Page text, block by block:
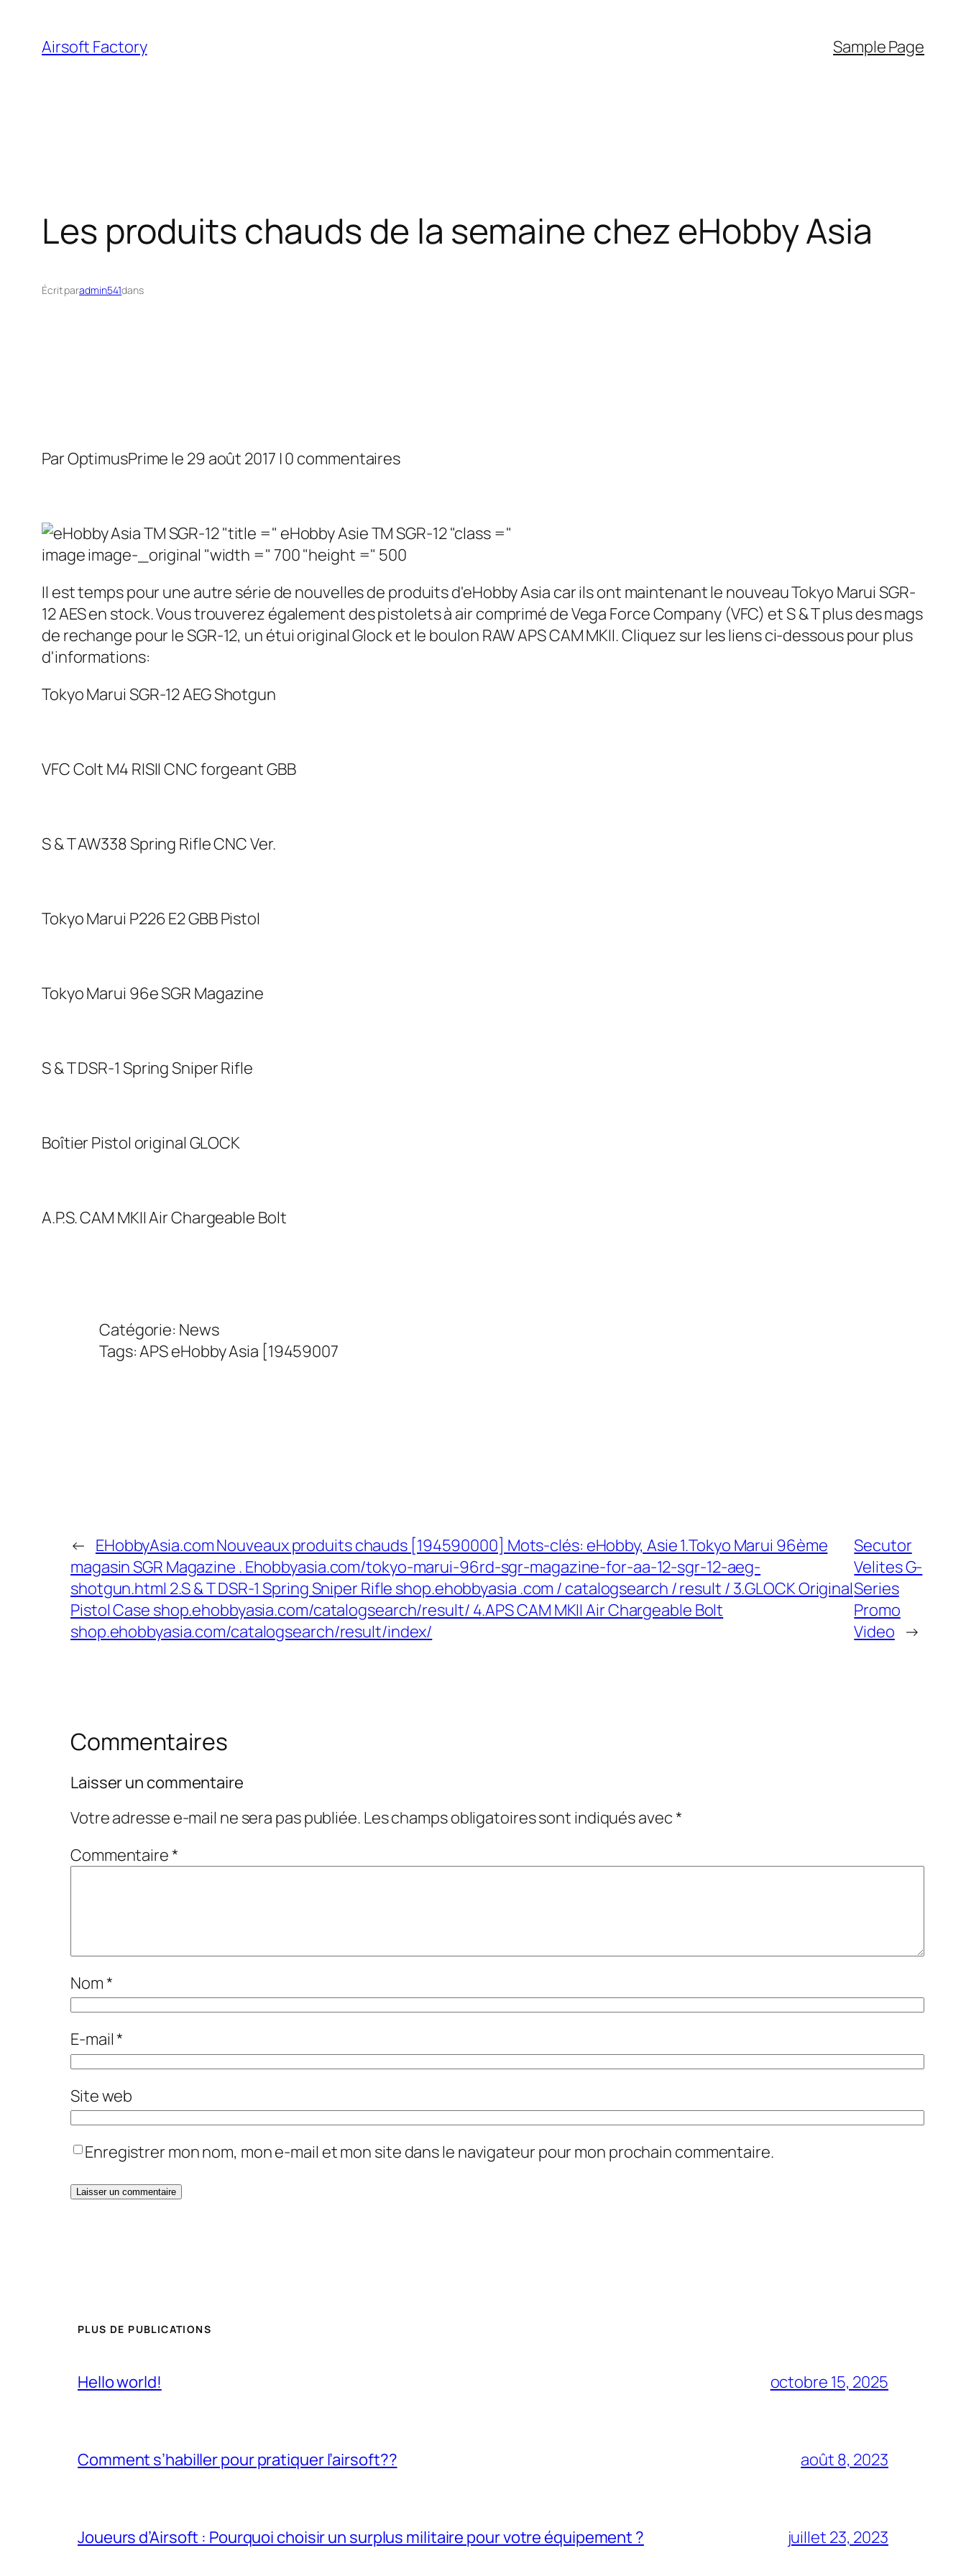
contenu
Airsoft Factory Sample Page
Les produits chauds de la semaine chez eHobby Asia
Écrit paradmin541dans
Par OptimusPrime le 29 août 2017 | 0 commentaires
Il est temps pour une autre série de nouvelles de produits d'eHobby Asia car ils ont maintenant le nouveau Tokyo Marui SGR-
12 AES en stock. Vous trouverez également des pistolets à air comprimé de Vega Force Company (VFC) et S & T plus des mags
de rechange pour le SGR-12, un étui original Glock et le boulon RAW APS CAM MKII. Cliquez sur les liens ci-dessous pour plus
d'informations:
Tokyo Marui SGR-12 AEG Shotgun
VFC Colt M4 RISII CNC forgeant GBB
S & T AW338 Spring Rifle CNC Ver.
Tokyo Marui P226 E2 GBB Pistol
Tokyo Marui 96e SGR Magazine
S & T DSR-1 Spring Sniper Rifle
Boîtier Pistol original GLOCK
A.P.S. CAM MKII Air Chargeable Bolt
Catégorie: News
Tags:APSeHobby Asia [19459007
← EHobbyAsia.com Nouveaux produits chauds [194590000] Mots-clés: eHobby, Asie 1.Tokyo Marui 96ème
magasin SGR Magazine . Ehobbyasia.com/tokyo-marui-96rd-sgr-magazine-for-aa-12-sgr-12-aeg-
shotgun.html 2.S & T DSR-1 Spring Sniper Rifle shop.ehobbyasia .com / catalogsearch / result / 3.GLOCK Original
Pistol Case shop.ehobbyasia.com/catalogsearch/result/ 4.APS CAM MKII Air Chargeable Bolt
shop.ehobbyasia.com/catalogsearch/result/index/
Secutor
Velites G-
Series
Promo
Video →
Commentaires
Laisser un commentaire
Votre adresse e-mail ne sera pas publiée. Les champs obligatoires sont indiqués avec*
Commentaire*
Nom*
E-mail*
Site web
Enregistrer mon nom, mon e-mail et mon site dans le navigateur pour mon prochain commentaire.
PLUS DE PUBLICATIONS
Hello world! octobre 15, 2025
Comment s’habiller pour pratiquer l’airsoft?? août 8, 2023
Joueurs d’Airsoft : Pourquoi choisir un surplus militaire pour votre équipement ? juillet 23, 2023